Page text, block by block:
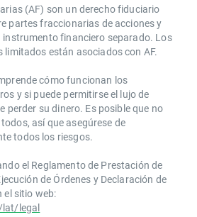
(AF) son un derecho fiduciario
partes fraccionarias de acciones y
instrumento financiero separado. Los
están asociados con AF.
cómo funcionan los
y si puede permitirse el lujo de
perder su dinero. Es posible que no
así que asegúrese de
todos los riesgos.
el Reglamento de Prestación de
de Órdenes y Declaración de
el sitio web:
legal